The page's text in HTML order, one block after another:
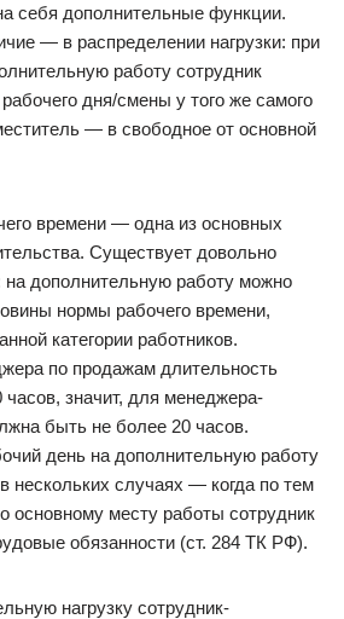
себя дополнительные функции.
— в распределении нагрузки: при
работу сотрудник
дня/смены у того же самого
— в свободное от основной
времени — одна из основных
Существует довольно
на дополнительную работу можно
нормы рабочего времени,
категории работников.
по продажам длительность
значит, для менеджера-
быть не более 20 часов.
день на дополнительную работу
нескольких случаях — когда по тем
основному месту работы сотрудник
обязанности (ст. 284 ТК РФ).
нагрузку сотрудник-